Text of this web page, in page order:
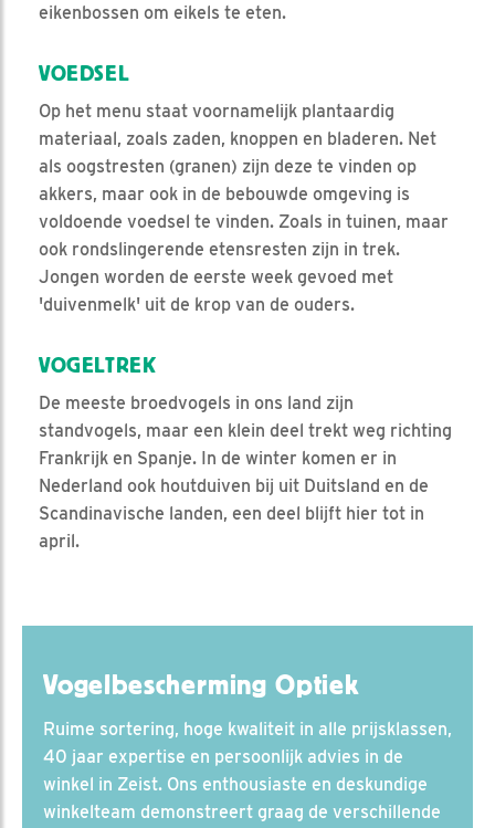
eikenbossen om eikels te eten.
VOEDSEL
Op het menu staat voornamelijk plantaardig
materiaal, zoals zaden, knoppen en bladeren. Net
als oogstresten (granen) zijn deze te vinden op
akkers, maar ook in de bebouwde omgeving is
voldoende voedsel te vinden. Zoals in tuinen, maar
ook rondslingerende etensresten zijn in trek.
Jongen worden de eerste week gevoed met
'duivenmelk' uit de krop van de ouders.
VOGELTREK
De meeste broedvogels in ons land zijn
standvogels, maar een klein deel trekt weg richting
Frankrijk en Spanje. In de winter komen er in
Nederland ook houtduiven bij uit Duitsland en de
Scandinavische landen, een deel blijft hier tot in
april.
Vogelbescherming Optiek
Ruime sortering, hoge kwaliteit in alle prijsklassen,
40 jaar expertise en persoonlijk advies in de
winkel in Zeist. Ons enthousiaste en deskundige
winkelteam demonstreert graag de verschillende